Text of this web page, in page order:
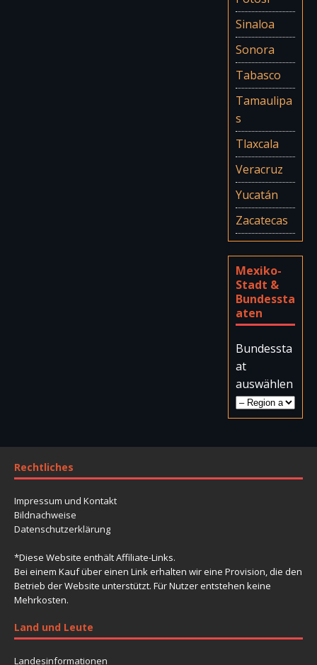
Sinaloa
Sonora
Tabasco
Tamaulipa
s
Tlaxcala
Veracruz
Yucatán
Zacatecas
Mexiko-
Stadt &
Bundessta
aten
Bundessta
at
auswählen
Rechtliches
Impressum und Kontakt
Bildnachweise
Datenschutzerklärung
*Diese Website enthält Affiliate-Links.
Bei einem Kauf über einen Link erhalten wir eine Provision, die den
Betrieb der Website unterstützt. Für Nutzer entstehen keine
Mehrkosten.
Land und Leute
Landesinformationen